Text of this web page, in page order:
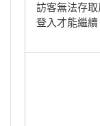
訪客無法存
登入才能繼續